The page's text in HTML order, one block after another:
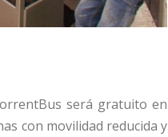
será gratuito en
con movilidad reducida y